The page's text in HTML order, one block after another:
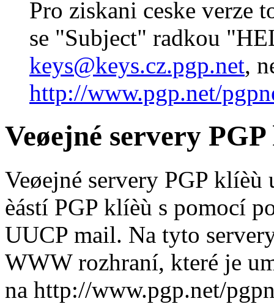
Pro ziskani ceske verze
se "Subject" radkou
keys@keys.cz.pgp.net,
http://www.pgp.net/
Veøejné servery
Veøejné servery PGP
èástí PGP klíèù s pomocí
UUCP mail. Na tyto
WWW rozhraní, které je
na http://www.pgp.net/